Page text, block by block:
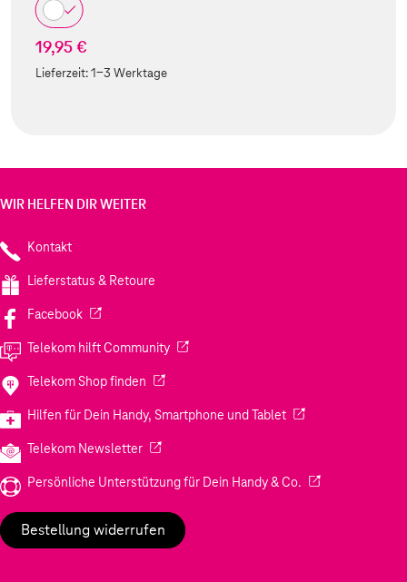
19,95 €
Lieferzeit:1-3 Werktage
WIR HELFEN DIR WEITER
Kontakt
Lieferstatus & Retoure
Facebook(Wird in einem neuen Tab geöffnet)
Telekom hilft Community(Wird in einem neuen Tab geöffnet)
Telekom Shop finden (Wird in einem neuen Tab geöffnet)
Hilfen für Dein Handy, Smartphone und Tablet(Wird in einem
Telekom Newsletter(Wird in einem neuen Tab geöffnet)
Persönliche Unterstützung für Dein Handy & Co. (Wird in einem
Bestellung widerrufen